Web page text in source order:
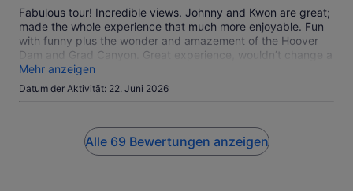
Fabulous tour! Incredible views. Johnny and Kwon are great;
made the whole experience that much more enjoyable. Fun
with funny plus the wonder and amazement of the Hoover
Dam and Grad Canyon. Great experience, wouldn’t change a
thing.
Mehr anzeigen
Datum der Aktivität: 22. Juni 2026
Alle 69 Bewertungen anzeigen